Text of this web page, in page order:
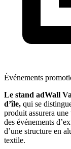
Événements
Le stand adWall
d’île, qui se
produit assurera
des événements
d’une structure en
textile.